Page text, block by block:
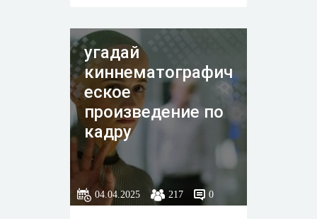
угадай
киннематографич
еское
произведение по
кадру
04.04.2025 217 0